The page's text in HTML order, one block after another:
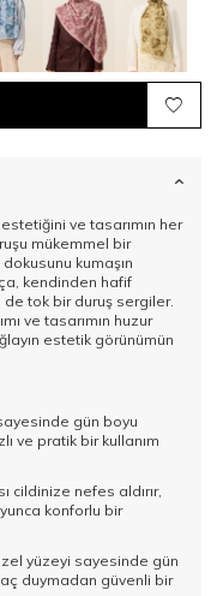
ve tasarımın her
mükemmel bir
kumaşın
kendinden hafif
de tok bir duruş sergiler.
ve tasarımın huzur
estetik görünümün
gün boyu
ve pratik bir kullanım
cildinize nefes aldırır,
konforlu bir
yüzeyi sayesinde gün
duymadan güvenli bir